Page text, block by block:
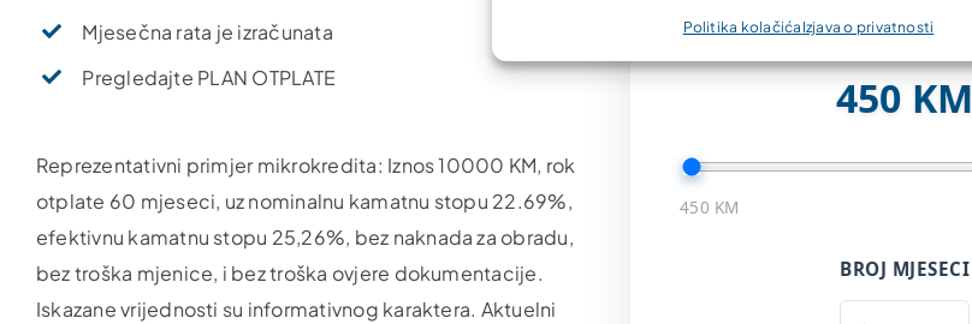
Politika kolačića Izjava o privatnosti
Mjesečna rata je izračunata
Pregledajte PLAN OTPLATE
Reprezentativni primjer mikrokredita: Iznos 10000 KM, rok
otplate 60 mjeseci, uz nominalnu kamatnu stopu 22.69%,
efektivnu kamatnu stopu 25,26%, bez naknada za obradu,
bez troška mjenice, i bez troška ovjere dokumentacije.
Iskazane vrijednosti su informativnog karaktera. Aktuelni
IZNOS KREDITA
450 KM
450 KM
BROJ MJESECI